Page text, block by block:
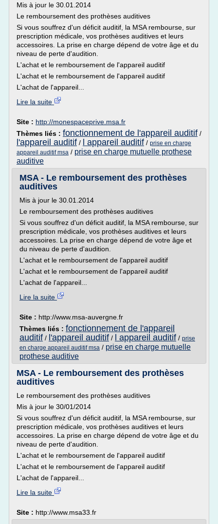
Mis à jour le 30.01.2014
Le remboursement des prothèses auditives
Si vous souffrez d'un déficit auditif, la MSA rembourse, sur
prescription médicale, vos prothèses auditives et leurs
accessoires. La prise en charge dépend de votre âge et du
niveau de perte d'audition.
L'achat et le remboursement de l'appareil auditif
L'achat et le remboursement de l'appareil auditif
L'achat de l'appareil...
Lire la suite
Site : http://monespaceprive.msa.fr
Thèmes liés : fonctionnement de l'appareil auditif /
l'appareil auditif / l appareil auditif / prise en charge
appareil auditif msa / prise en charge mutuelle prothese
auditive
MSA - Le remboursement des prothèses
auditives
Mis à jour le 30.01.2014
Le remboursement des prothèses auditives
Si vous souffrez d'un déficit auditif, la MSA rembourse, sur
prescription médicale, vos prothèses auditives et leurs
accessoires. La prise en charge dépend de votre âge et
du niveau de perte d'audition.
L'achat et le remboursement de l'appareil auditif
L'achat et le remboursement de l'appareil auditif
L'achat de l'appareil...
Lire la suite
Site : http://www.msa-auvergne.fr
Thèmes liés : fonctionnement de l'appareil
auditif / l'appareil auditif / l appareil auditif / prise
en charge appareil auditif msa / prise en charge mutuelle
prothese auditive
MSA - Le remboursement des prothèses
auditives
Le remboursement des prothèses auditives
Mis à jour le 30/01/2014
Si vous souffrez d'un déficit auditif, la MSA rembourse, sur
prescription médicale, vos prothèses auditives et leurs
accessoires. La prise en charge dépend de votre âge et du
niveau de perte d'audition.
L'achat et le remboursement de l'appareil auditif
L'achat et le remboursement de l'appareil auditif
L'achat de l'appareil...
Lire la suite
Site : http://www.msa33.fr